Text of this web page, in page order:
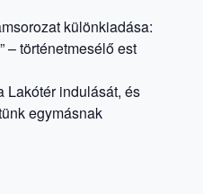
különkiadása:
– történetmesélő est
Lakótér indulását, és
egymásnak